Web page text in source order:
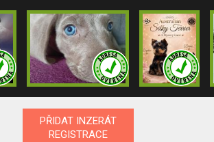
PŘIDAT INZERÁT
REGISTRACE